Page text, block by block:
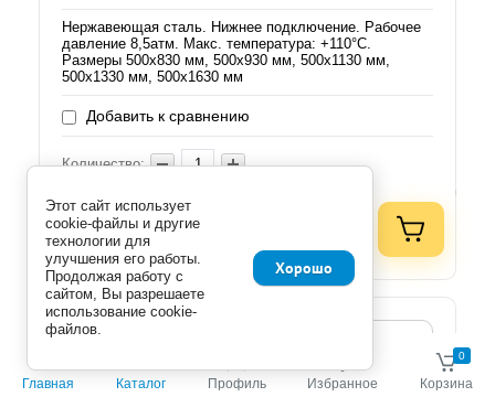
Нержавеющая сталь. Нижнее подключение. Рабочее
давление 8,5атм. Макс. температура: +110°C.
Размеры 500х830 мм, 500х930 мм, 500х1130 мм,
500х1330 мм, 500х1630 мм
Добавить к сравнению
Количество:
9 765.00руб.
8 983.80руб. (шт)
Главная Каталог Профиль Избранное
0
Корзина
Этот сайт использует
cookie-файлы и другие
технологии для
улучшения его работы.
Продолжая работу с
сайтом, Вы разрешаете
использование cookie-
файлов.
Хорошо